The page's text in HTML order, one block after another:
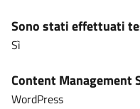
Sono stati effettuati
Sì
Content Management
WordPress